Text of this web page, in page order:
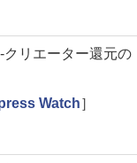
リエーター還元の
Watch］